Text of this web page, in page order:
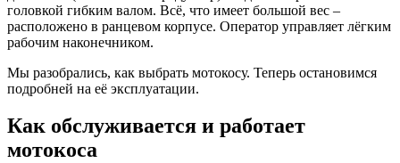
головкой гибким валом. Всё, что имеет большой вес –
расположено в ранцевом корпусе. Оператор управляет лёгким
рабочим наконечником.
Мы разобрались, как выбрать мотокосу. Теперь остановимся
подробней на её эксплуатации.
Как обслуживается и работает
мотокоса